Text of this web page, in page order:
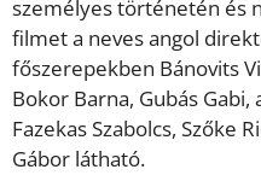
személyes történetén és
filmet a neves angol
főszerepekben Bánovits
Bokor Barna, Gubás
Fazekas Szabolcs, Szőke
Gábor látható.